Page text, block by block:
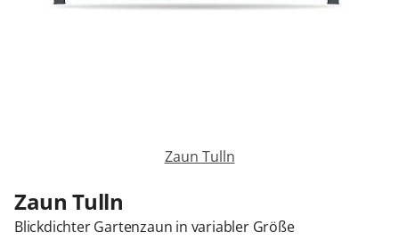
Zäune & Tore
Anmelden / Registrieren
Zaun Tulln
Zaun Tulln
Blickdichter Gartenzaun in variabler Größe